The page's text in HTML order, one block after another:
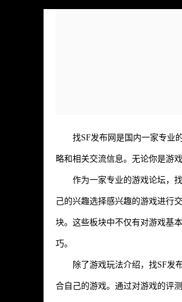
找SF发布网是国内一家专业
略和相关交流信息。无论你是游
作为一家专业的游戏论坛，
己的兴趣选择感兴趣的游戏进行
块。这些板块中不仅有对游戏基
巧。
除了游戏玩法介绍，找SF发
合自己的游戏。通过对游戏的评